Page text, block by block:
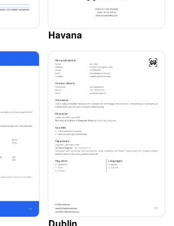
Havana
Dublin